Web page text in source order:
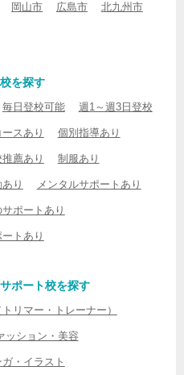
岡山市 広島市 北九州市
を探す
毎日登校可能 週1～週3日登校
スあり 個別指導あり
薦あり 制服あり
り メンタルサポートあり
ポートあり
トあり
ポート校を探す
リマー・トレーナー）
ッション・美容
・イラスト